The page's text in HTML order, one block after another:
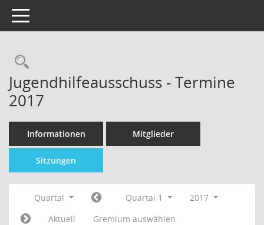
Toggle navigation
Jugendhilfeausschuss - Termine
2017
Informationen Mitglieder
Sitzungen
Quartal Quartal 1
2017
Aktuell
Gremium auswählen